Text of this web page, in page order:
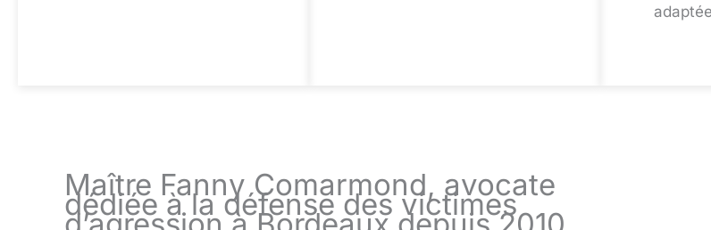
Maître Fanny Comarmond, avocate
dédiée à la défense des victimes